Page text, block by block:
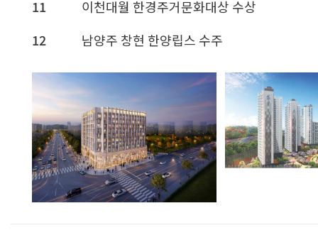
11
이천대월 한경주거문화대상 수상
12
남양주 창현 한양립스 수주